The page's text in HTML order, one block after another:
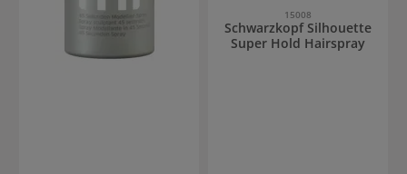
15008
Schwarzkopf Silhouette
Super Hold Hairspray